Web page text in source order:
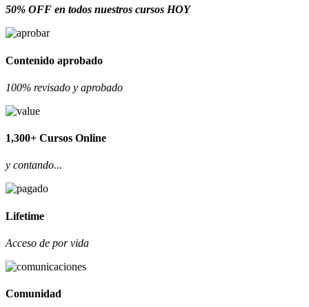
50% OFF en todos nuestros cursos HOY
Contenido aprobado
100% revisado y aprobado
1,300+ Cursos Online
y contando...
Lifetime
Acceso de por vida
Comunidad